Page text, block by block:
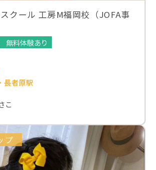
クール 工房M福岡校（JOFA事
無料体験あり
長者原駅
こ
プ